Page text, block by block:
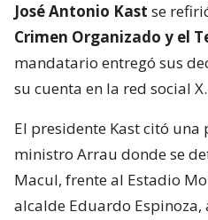
José Antonio Kast se
Crimen Organizado y el
mandatario entregó sus
su cuenta en la red social X.
El presidente Kast citó una
ministro Arrau donde se
Macul, frente al Estadio
alcalde Eduardo